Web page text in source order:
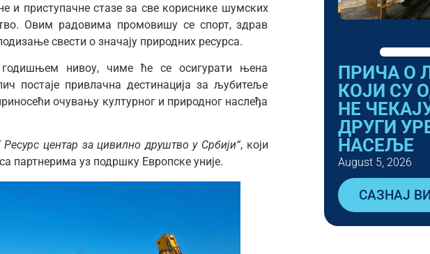
и приступачне стазе за све кориснике шумских
Овим радовима промовишу се спорт, здрав
свести о значају природних ресурса.
нивоу, чиме ће се осигурати њена
постаје привлачна дестинација за љубитеље
очувању културног и природног наслеђа
Ресурс центар за цивилно друштво у Србији“, који
партнерима уз подршку Европске уније.
ПРИЧА О
КОЈИ СУ
НЕ
ДРУГИ
НАСЕЉЕ
August 5, 2026
САЗНАЈ